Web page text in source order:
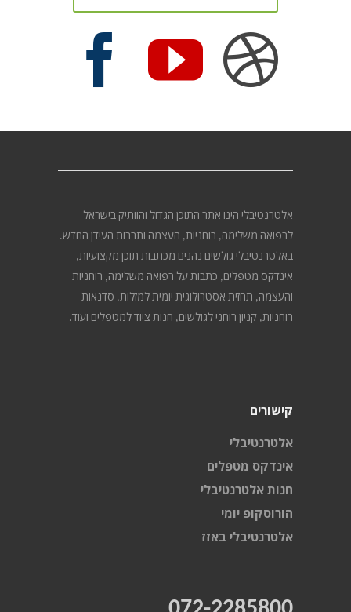
אלטרנטיבלי הינו אתר התוכן הגדול והוותיק בישראל
לרפואה משלימה, רוחניות, העצמה ותרבות העידן החדש.
באלטרנטיבלי גולשים נהנים מכתבות תוכן מקצועיות,
אינדקס מטפלים, כתבות על רפואה משלימה, רוחניות
והעצמה, תחזית אסטרולוגית יומית למזלות, סדנאות
רוחניות, קניון רוחני לגולשים, חנות ציוד למטפלים ועוד.
קישורים
אלטרנטיבלי
אינדקס מטפלים
חנות אלטרנטיבלי
הורוסקופ יומי
אלטרנטיבלי באזז